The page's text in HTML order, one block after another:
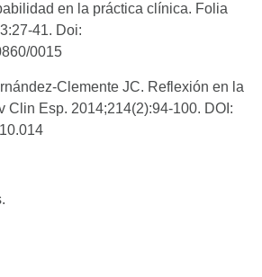
en la práctica clínica. Folia
41. Doi:
0015
Clemente JC. Reflexión en la
Clin Esp. 2014;214(2):94-100. DOI: